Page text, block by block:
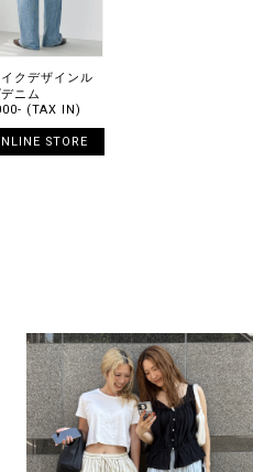
イクデザインル
ニム
(TAX IN)
STORE